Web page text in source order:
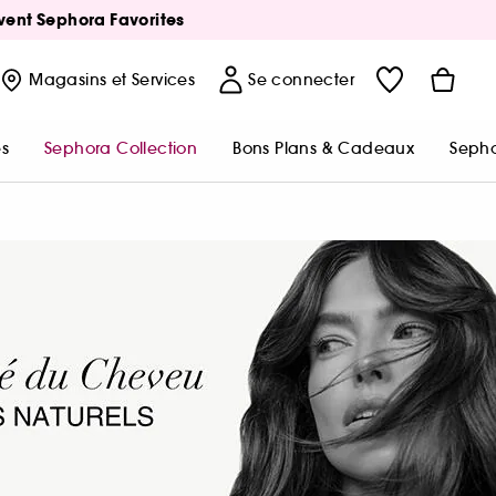
Sephora Favorites
Magasins et Services Se connecter
Sephora Collection Bons Plans & Cadeaux